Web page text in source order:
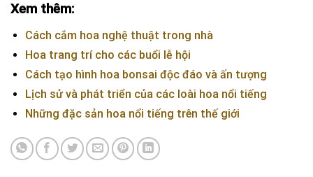
Xem thêm:
Cách cắm hoa nghệ thuật trong nhà
Hoa trang trí cho các buổi lễ hội
Cách tạo hình hoa bonsai độc đáo và ấn tượng
Lịch sử và phát triển của các loài hoa nổi tiếng
Những đặc sản hoa nổi tiếng trên thế giới